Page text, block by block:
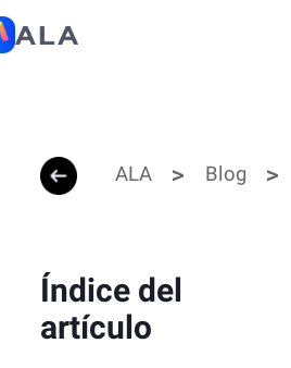
ALA Blog
Índice del
artículo